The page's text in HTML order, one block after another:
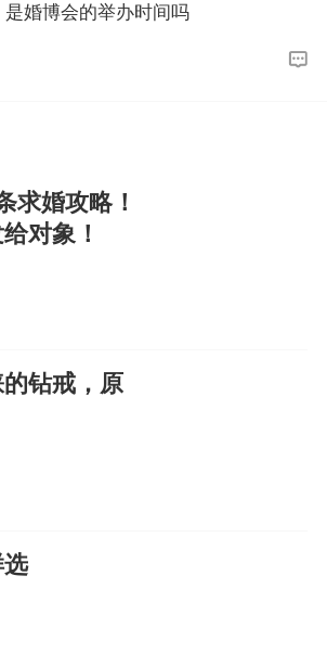
婚博会的举办时间吗
求婚攻略！
对象！
钻戒，原